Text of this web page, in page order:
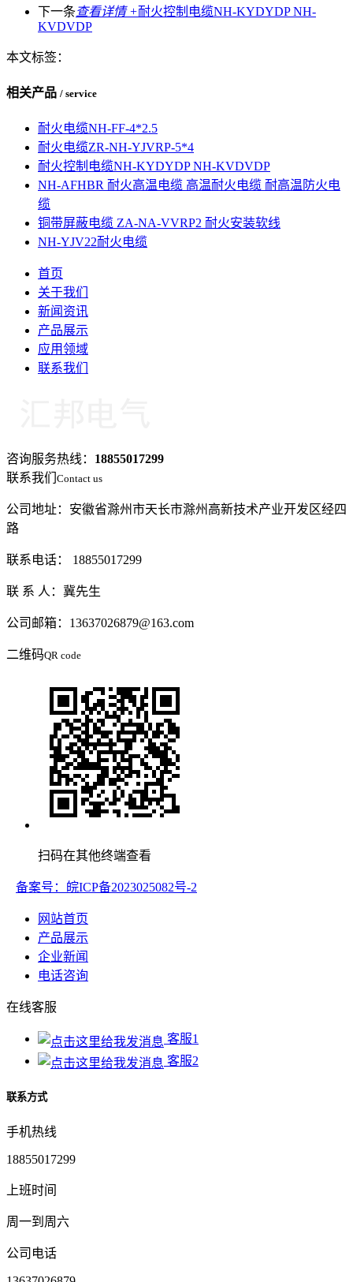
下一条查看详情 +耐火控制电缆NH-KYDYDP NH-
KVDVDP
本文标签：
相关产品 / service
耐火电缆NH-FF-4*2.5
耐火电缆ZR-NH-YJVRP-5*4
耐火控制电缆NH-KYDYDP NH-KVDVDP
NH-AFHBR 耐火高温电缆 高温耐火电缆 耐高温防火电
缆
铜带屏蔽电缆 ZA-NA-VVRP2 耐火安装软线
NH-YJV22耐火电缆
首页
关于我们
新闻资讯
产品展示
应用领域
联系我们
咨询服务热线： 18855017299
联系我们 Contact us
公司地址：安徽省滁州市天长市滁州高新技术产业开发区经四
路
联系电话： 18855017299
联 系 人：冀先生
公司邮箱：13637026879@163.com
二维码QR code
扫码在其他终端查看
备案号：皖ICP备2023025082号-2
网站首页
产品展示
企业新闻
电话咨询
在线客服
客服1
客服2
联系方式
手机热线
18855017299
上班时间
周一到周六
公司电话